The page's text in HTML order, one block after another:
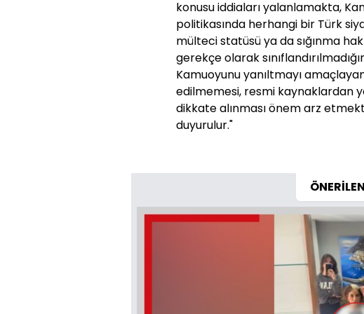
konusu iddiaları yalanlamakta,
politikasında herhangi bir Türk
mülteci statüsü ya da sığınma
gerekçe olarak
Kamuoyunu yanıltmayı
edilmemesi, resmi kaynaklardan
dikkate alınması önem arz
duyurulur."